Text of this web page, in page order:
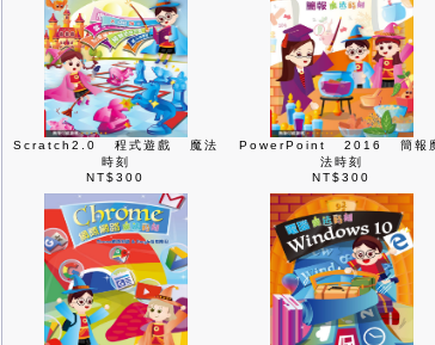
Scratch2.0 程式遊戲 魔法
時刻
NT$300
PowerPoint 2016 簡報
法時刻
NT$300